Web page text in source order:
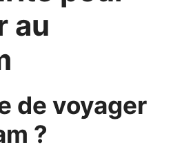
au
de voyager
?